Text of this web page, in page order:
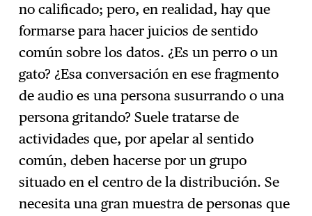
no calificado; pero, en realidad, hay que
formarse para hacer juicios de sentido
común sobre los datos. ¿Es un perro o un
gato? ¿Esa conversación en ese fragmento
de audio es una persona susurrando o una
persona gritando? Suele tratarse de
actividades que, por apelar al sentido
común, deben hacerse por un grupo
situado en el centro de la distribución. Se
necesita una gran muestra de personas que